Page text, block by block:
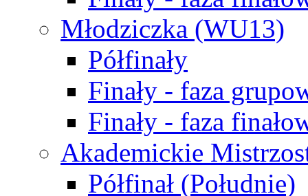
Młodziczka (WU13)
Półfinały
Finały - faza
Finały - faza
Akademickie
Półfinał (Południe)